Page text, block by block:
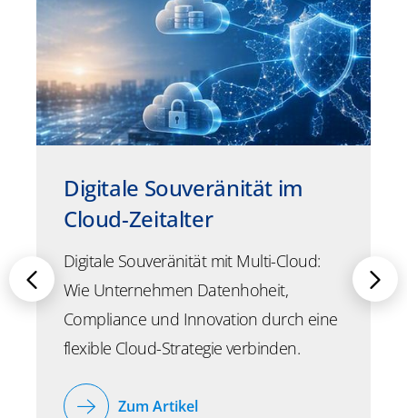
Digitale Souveränität im
Cloud-Zeitalter
Digitale Souveränität mit Multi-Cloud:
Wie Unternehmen Datenhoheit,
Compliance und Innovation durch eine
flexible Cloud-Strategie verbinden.
Zum Artikel